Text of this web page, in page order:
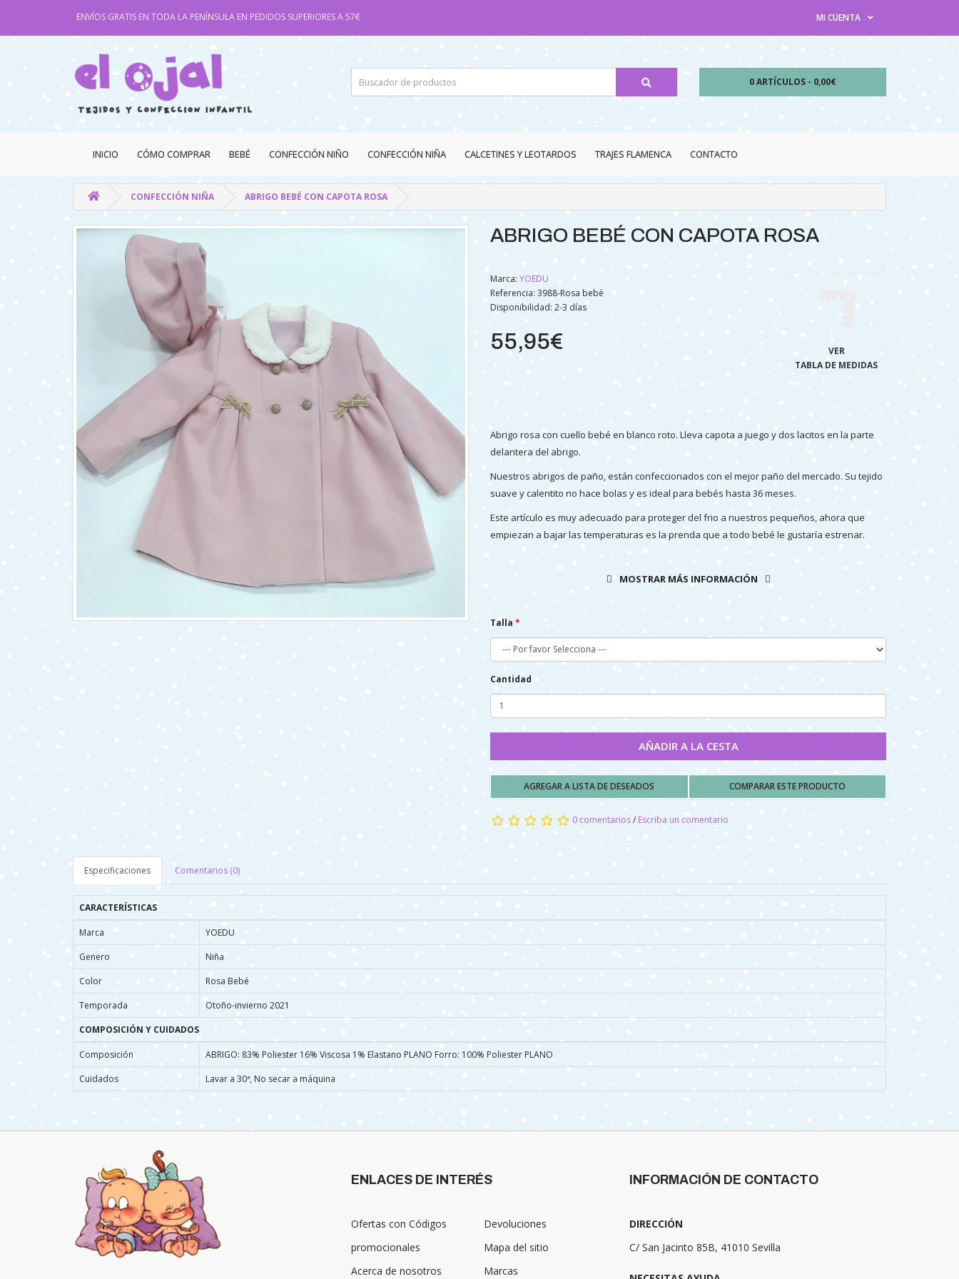
ENVÍOS GRATIS EN TODA LA PENÍNSULA EN PEDIDOS SUPERIORES A 57€ MI CUENTA
0 ARTÍCULOS - 0,00€
INICIO CÓMO COMPRAR BEBÉ CONFECCIÓN NIÑO CONFECCIÓN NIÑA CALCETINES Y LEOTARDOS TRAJES FLAMENCA CONTACTO
CONFECCIÓN NIÑA ABRIGO BEBÉ CON CAPOTA ROSA
ABRIGO BEBÉ CON CAPOTA ROSA
Marca: YOEDU
Referencia: 3988-Rosa bebé
Disponibilidad: 2-3 días
55,95€
VER
TABLA DE MEDIDAS
Abrigo rosa con cuello bebé en blanco roto. Lleva capota a juego y dos lacitos en la parte
delantera del abrigo.
Nuestros abrigos de paño, están confeccionados con el mejor paño del mercado. Su tejido
suave y calentito no hace bolas y es ideal para bebés hasta 36 meses.
Este artículo es muy adecuado para proteger del frio a nuestros pequeños, ahora que
empiezan a bajar las temperaturas es la prenda que a todo bebé le gustaría estrenar.
MOSTRAR MÁS INFORMACIÓN
Talla
Cantidad
AÑADIR A LA CESTA
AGREGAR A LISTA DE DESEADOS COMPARAR ESTE PRODUCTO
0 comentarios/ Escriba un comentario
Especificaciones Comentarios (0)
CARACTERÍSTICAS
Marca
YOEDU
Genero
Niña
Color
Rosa Bebé
Temporada
Otoño-invierno 2021
COMPOSICIÓN Y CUIDADOS
Composición
ABRIGO: 83% Poliester 16% Viscosa 1% Elastano PLANO Forro: 100% Poliester PLANO
Cuidados
Lavar a 30ª, No secar a máquina
ENLACES DE INTERÉS
Ofertas con Códigos
promocionales
Acerca de nosotros
Devoluciones
Mapa del sitio
Marcas
INFORMACIÓN DE CONTACTO
DIRECCIÓN
C/ San Jacinto 85B, 41010 Sevilla